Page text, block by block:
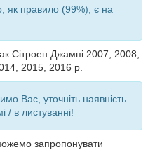
як правило (99%), є на
Сітроен Джампі 2007, 2008,
2015, 2016 р.
Вас, уточніть наявність
/ в листуванні!
запропонувати